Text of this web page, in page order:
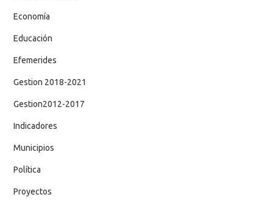
Economía
Educación
Efemerides
Gestion 2018-2021
Gestion2012-2017
Indicadores
Municipios
Política
Proyectos